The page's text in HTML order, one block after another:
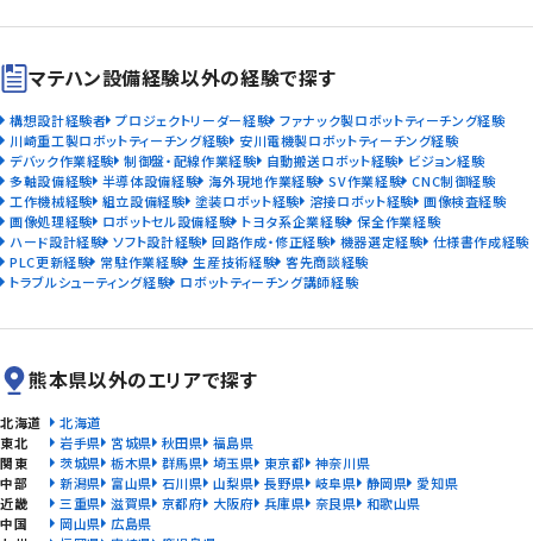
マテハン設備経験以外の経験で探す
構想設計経験者 プロジェクトリーダー経験 ファナック製ロボットティーチング経験
川崎重工製ロボットティーチング経験 安川電機製ロボットティーチング経験
デバック作業経験 制御盤・配線作業経験 自動搬送ロボット経験 ビジョン経験
多軸設備経験 半導体設備経験 海外現地作業経験 SV作業経験 CNC制御経験
工作機械経験 組立設備経験 塗装ロボット経験 溶接ロボット経験 画像検査経験
画像処理経験 ロボットセル設備経験 トヨタ系企業経験 保全作業経験
ハード設計経験 ソフト設計経験 回路作成・修正経験 機器選定経験 仕様書作成経験
PLC更新経験 常駐作業経験 生産技術経験 客先商談経験
トラブルシューティング経験 ロボットティーチング講師経験
熊本県以外のエリアで探す
北海道
北海道
東北
岩手県 宮城県 秋田県 福島県
関東
茨城県 栃木県 群馬県 埼玉県 東京都
神奈川県
中部
新潟県 富山県 石川県 山梨県 長野県 岐阜県 静岡県 愛知県
近畿
三重県 滋賀県 京都府 大阪府 兵庫県 奈良県 和歌山県
中国
岡山県
広島県